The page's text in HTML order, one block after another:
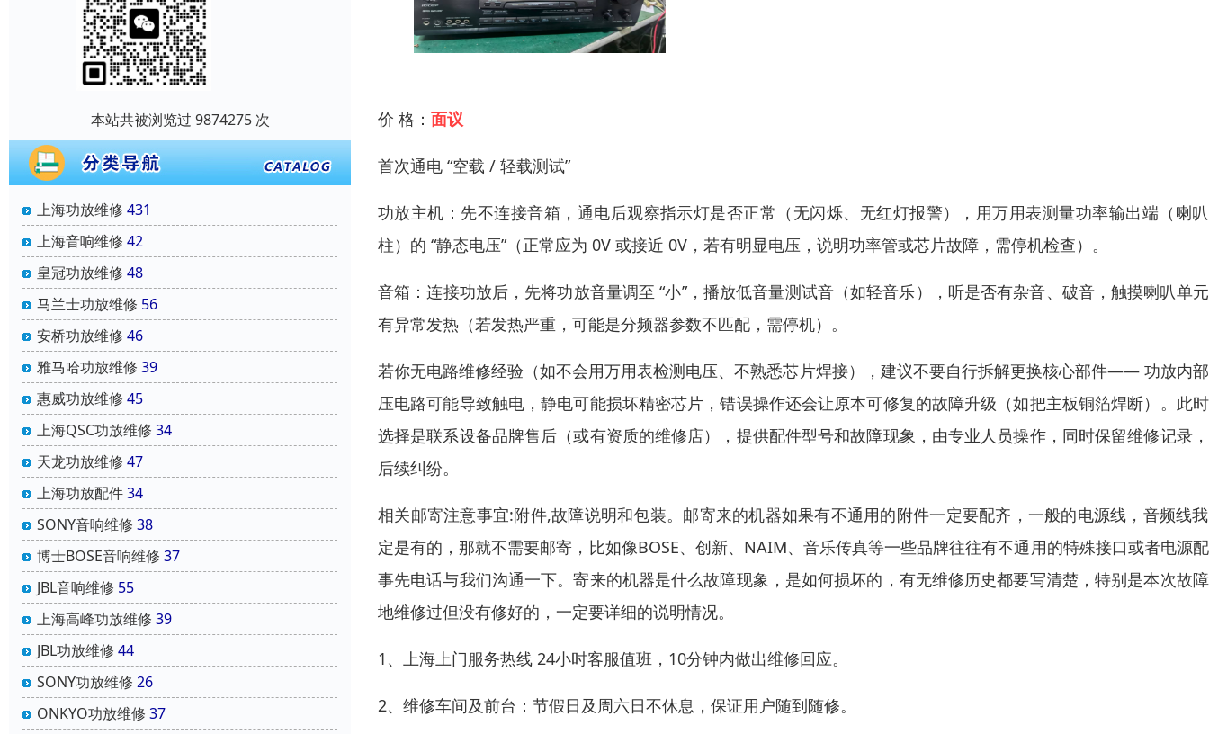
本站共被浏览过 9874275 次
上海功放维修 431
上海音响维修 42
皇冠功放维修 48
马兰士功放维修 56
安桥功放维修 46
雅马哈功放维修 39
惠威功放维修 45
上海QSC功放维修 34
天龙功放维修 47
上海功放配件34
SONY音响维修 38
博士BOSE音响维修 37
JBL音响维修 55
上海高峰功放维修 39
JBL功放维修 44
SONY功放维修 26
ONKYO功放维修 37
价 格： 面议
首次通电 “空载 / 轻载测试”
功放主机：先不连接音箱，通电后观察指示灯是否正常（无闪烁、无红灯报警），用万用表测量功率输出端（喇
柱）的 “静态电压”（正常应为 0V 或接近 0V，若有明显电压，说明功率管或芯片故障，需停机检查）。
音箱：连接功放后，先将功放音量调至 “小”，播放低音量测试音（如轻音乐），听是否有杂音、破音，触摸喇叭单
有异常发热（若发热严重，可能是分频器参数不匹配，需停机）。
若你无电路维修经验（如不会用万用表检测电压、不熟悉芯片焊接），建议不要自行拆解更换核心部件—— 功放内
压电路可能导致触电，静电可能损坏精密芯片，错误操作还会让原本可修复的故障升级（如把主板铜箔焊断）。此
选择是联系设备品牌售后（或有资质的维修店），提供配件型号和故障现象，由专业人员操作，同时保留维修记录
后续纠纷。
相关邮寄注意事宜:附件,故障说明和包装。邮寄来的机器如果有不通用的附件一定要配齐，一般的电源线，音频线
定是有的，那就不需要邮寄，比如像BOSE、创新、NAIM、音乐传真等一些品牌往往有不通用的特殊接口或者电源
事先电话与我们沟通一下。寄来的机器是什么故障现象，是如何损坏的，有无维修历史都要写清楚，特别是本次故
地维修过但没有修好的，一定要详细的说明情况。
1、上海上门服务热线 24小时客服值班，10分钟内做出维修回应。
2、维修车间及前台：节假日及周六日不休息，保证用户随到随修。